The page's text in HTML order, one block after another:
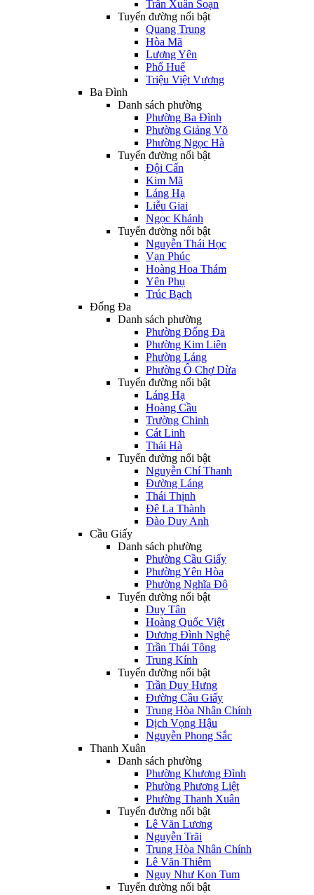
Trần Xuân Soạn
Tuyến đường nổi bật
Quang Trung
Hòa Mã
Lương Yên
Phố Huế
Triệu Việt Vương
Ba Đình
Danh sách phường
Phường Ba Đình
Phường Giảng Võ
Phường Ngọc Hà
Tuyến đường nổi bật
Đội Cấn
Kim Mã
Láng Hạ
Liễu Giai
Ngọc Khánh
Tuyến đường nổi bật
Nguyễn Thái Học
Vạn Phúc
Hoàng Hoa Thám
Yên Phụ
Trúc Bạch
Đống Đa
Danh sách phường
Phường Đống Đa
Phường Kim Liên
Phường Láng
Phường Ô Chợ Dừa
Tuyến đường nổi bật
Láng Hạ
Hoàng Cầu
Trường Chinh
Cát Linh
Thái Hà
Tuyến đường nổi bật
Nguyễn Chí Thanh
Đường Láng
Thái Thịnh
Đê La Thành
Đào Duy Anh
Cầu Giấy
Danh sách phường
Phường Cầu Giấy
Phường Yên Hòa
Phường Nghĩa Đô
Tuyến đường nổi bật
Duy Tân
Hoàng Quốc Việt
Dương Đình Nghệ
Trần Thái Tông
Trung Kính
Tuyến đường nổi bật
Trần Duy Hưng
Đường Cầu Giấy
Trung Hòa Nhân Chính
Dịch Vọng Hậu
Nguyễn Phong Sắc
Thanh Xuân
Danh sách phường
Phường Khương Đình
Phường Phương Liệt
Phường Thanh Xuân
Tuyến đường nổi bật
Lê Văn Lương
Nguyễn Trãi
Trung Hòa Nhân Chính
Lê Văn Thiêm
Ngụy Như Kon Tum
Tuyến đường nổi bật